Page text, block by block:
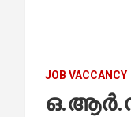
JOB VACCANCY